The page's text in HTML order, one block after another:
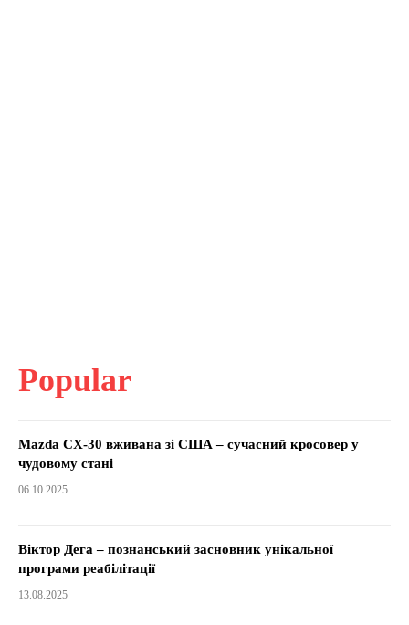
Popular
Mazda CX-30 вживана зі США – сучасний кросовер у
чудовому стані
06.10.2025
Віктор Дега – познанський засновник унікальної
програми реабілітації
13.08.2025